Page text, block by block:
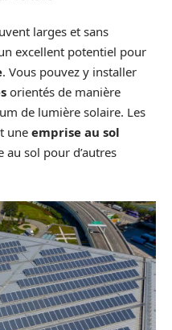
larges et sans
excellent potentiel pour
. Vous pouvez y installer
orientés de manière
de lumière solaire. Les
une emprise au sol
au sol pour d’autres